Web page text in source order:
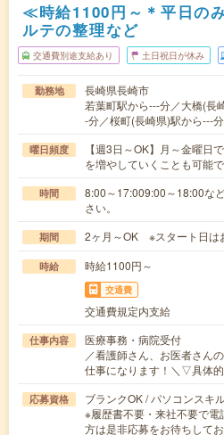
≪時給1100円～＊平日の
ルテの整理など
交通費別途支給あり 土日祝日が休み
勤務地
長崎県長崎市
若葉町駅から---分／大橋(長
-分／桜町(長崎県)駅から---
曜日頻度
【週3日～OK】月～金曜日
を増やしていくことも可能
時間
8:00～17:009:00～18:00な
さい。
期間 2ヶ月～OK ※スタート日は
時給 時給1100円～
交通費
交通費規定内支給
仕事内容
医療事務・病院受付
／看護師さん、お医者さん
仕事になります！＼▽具体
応募資格
ブランクOK / パソコンスキ
※履歴書不要・来社不要で
方は是非応募をお待ちして